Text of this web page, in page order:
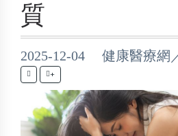
質
2025-12-04 健康醫療網
+